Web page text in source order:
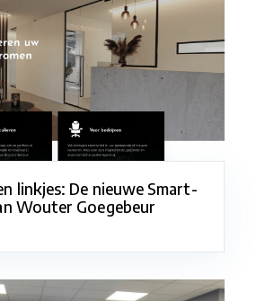
linkjes: De nieuwe Smart-
Wouter Goegebeur